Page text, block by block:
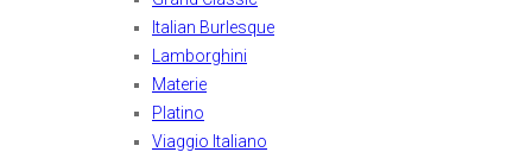
Italian Burlesque
Lamborghini
Materie
Platino
Viaggio Italiano